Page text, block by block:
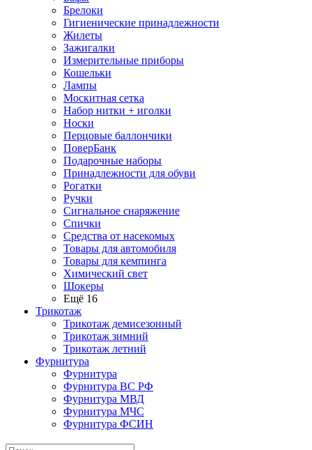
Брелоки
Гигиенические принадлежности
Жилеты
Зажигалки
Измерительные приборы
Кошельки
Лампы
Москитная сетка
Набор нитки + иголки
Носки
Перцовые баллончики
ПоверБанк
Подарочные наборы
Принадлежности для обуви
Рогатки
Ручки
Сигнальное снаряжение
Спички
Средства от насекомых
Товары для автомобиля
Товары для кемпинга
Химический свет
Шокеры
Ещё 16
Трикотаж
Трикотаж демисезонный
Трикотаж зимний
Трикотаж летний
Фурнитура
Фурнитура
Фурнитура ВС РФ
Фурнитура МВД
Фурнитура МЧС
Фурнитура ФСИН